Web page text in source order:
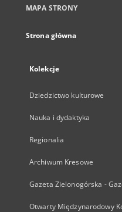
MAPA STRONY
Strona główna
Kolekcje
Dziedzictwo kulturowe
Nauka i dydaktyka
Regionalia
Archiwum Kresowe
Gazeta Zielonogórska -
Otwarty Międzynarodowy